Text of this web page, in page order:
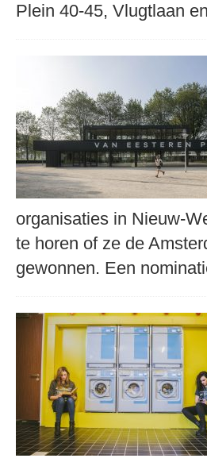
Plein 40-45, Vlugtlaan
organisaties in Nieuw-
te horen of ze de
gewonnen. Een